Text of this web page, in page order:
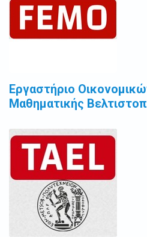
Εργαστήριο
Μαθηματικής